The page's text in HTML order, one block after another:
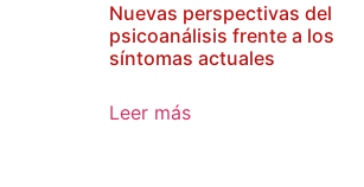
Nuevas perspectivas del
psicoanálisis frente a los
síntomas actuales
Leer más